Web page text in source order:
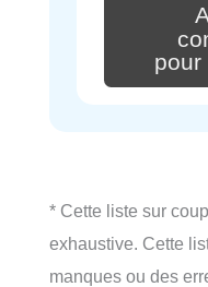
pour
* Cette liste sur
exhaustive. Cette
manques ou des